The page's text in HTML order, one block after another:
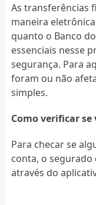
As transferências
maneira
quanto o Banco
essenciais nesse
segurança. Para
foram ou não
simples.
Como verificar se
Para checar se
conta, o segurado
através do